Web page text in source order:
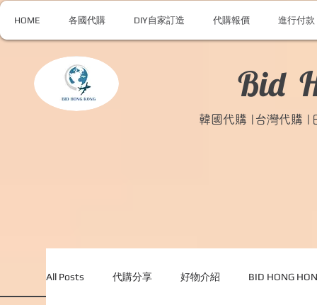
HOME 各國代購 DIY自家訂造 代購報價 進行付款
Bid
韓國代購 |台灣代購 |
All Posts 代購分享 好物介紹 BID HONG